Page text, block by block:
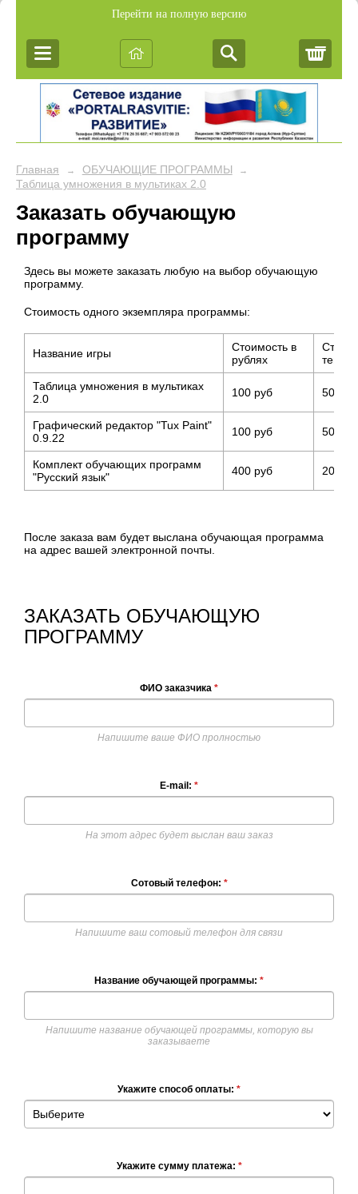
Перейти на полную версию
Главная → ОБУЧАЮЩИЕ ПРОГРАММЫ →
Таблица умножения в мультиках 2.0
Заказать обучающую
программу
Здесь вы можете заказать любую на выбор обучающую
программу.
Стоимость одного экземпляра программы:
Название игры
Стоимость в
рублях
тенге
Таблица умножения в мультиках
2.0
100 руб 500
Графический редактор "Tux Paint"
0.9.22
100 руб 500
Комплект обучающих программ
"Русский язык"
400 руб 2000
После заказа вам будет выслана обучающая программа
на адрес вашей электронной почты.
ЗАКАЗАТЬ ОБУЧАЮЩУЮ
ПРОГРАММУ
ФИО заказчика *
Напишите ваше ФИО пролностью
E-mail: *
На этот адрес будет выслан ваш заказ
Сотовый телефон: *
Напишите ваш сотовый телефон для связи
Название обучающей программы: *
Напишите название обучающей программы, которую вы
заказываете
Укажите способ оплаты: *
Укажите сумму платежа: *